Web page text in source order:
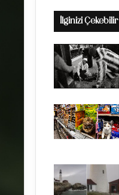
İlginizi Çekebilir